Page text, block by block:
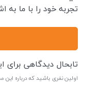
تجربه خود را با ما به
تابحال دیدگاهی
اولین نفری باشید که درباره